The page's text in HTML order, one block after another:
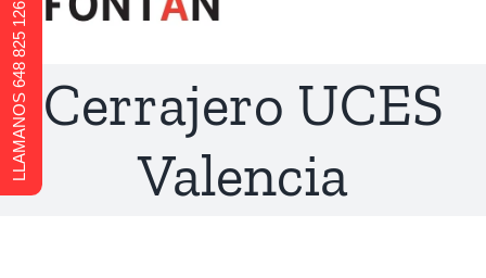
Cerrajero UCES
Valencia
LLAMANOS 648 825 126